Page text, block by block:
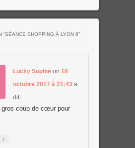
“SÉANCE SHOPPING À LYON 6”
Lucky Sophieon 18
octobre 2017 à 21:43 a
dit :
gros coup de cœur pour
↓